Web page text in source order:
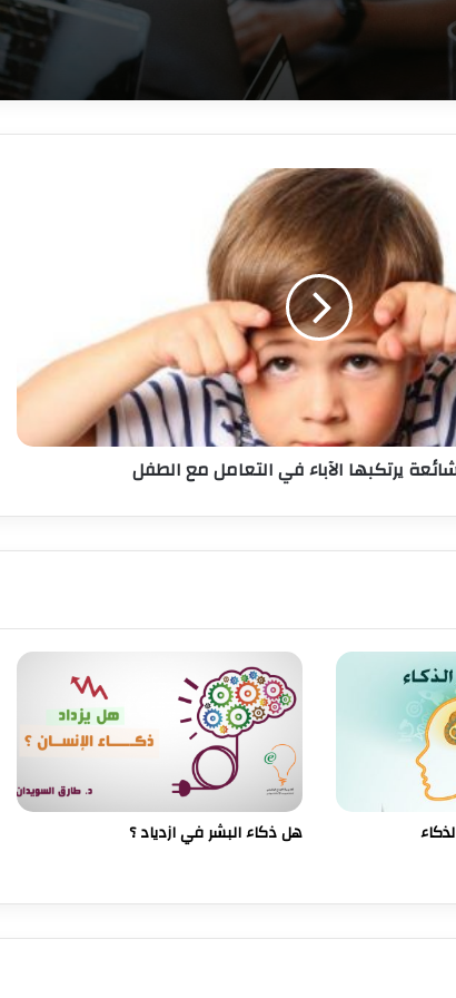
يرتكبها الآباء في التعامل مع الطفل
هل ذكاء البشر في ازدياد ؟